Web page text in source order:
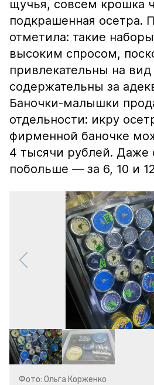
щучья, совсем крошка
подкрашенная осетра.
отметила: такие
высоким спросом,
привлекательны на
содержательны за
Баночки-малышки
отдельности: икру
фирменной баночке
4 тысячи рублей. Даже
побольше — за 6, 10 и
Фото: Ольга Корженко